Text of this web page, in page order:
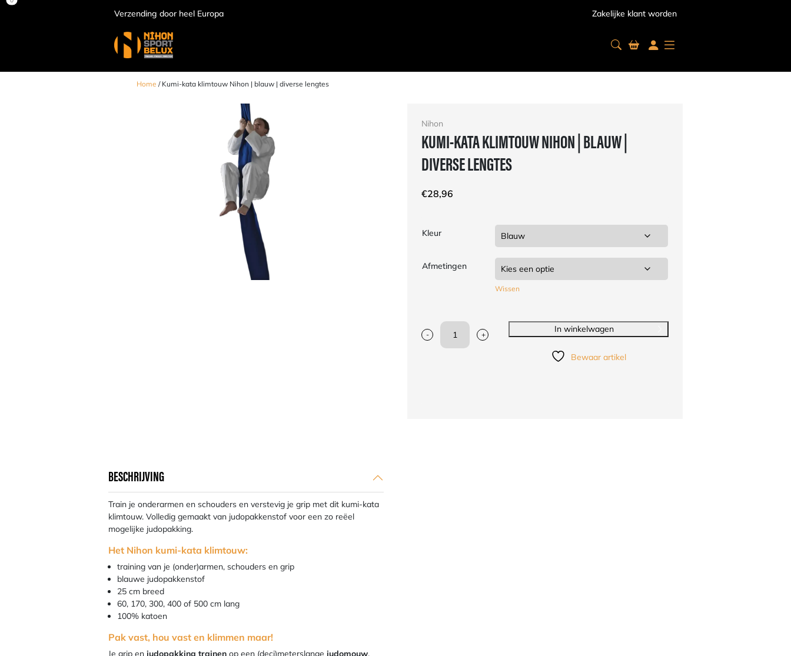
Verzending door heel Europa Zakelijke klant worden
Home / Kumi-kata klimtouw Nihon | blauw | diverse lengtes
Nihon
KUMI-KATA KLIMTOUW NIHON | BLAUW |
DIVERSE LENGTES
€28,96
Kleur
Afmetingen
Wissen
-
Kumi-
+
In winkelwagen
Bewaar artikel
BESCHRIJVING
Train je onderarmen en schouders en verstevig je grip met dit kumi-kata
klimtouw. Volledig gemaakt van judopakkenstof voor een zo reëel
mogelijke judopakking.
Het Nihon kumi-kata klimtouw:
training van je (onder)armen, schouders en grip
blauwe judopakkenstof
25 cm breed
60, 170, 300, 400 of 500 cm lang
100% katoen
Pak vast, hou vast en klimmen maar!
Je grip en judopakking trainen op een (deci)meterslange judomouw,